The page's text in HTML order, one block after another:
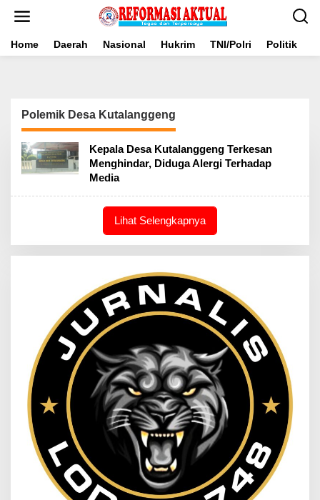
Home Daerah Nasional Hukrim TNI/Polri Politik
Polemik Desa Kutalanggeng
Kepala Desa Kutalanggeng Terkesan
Menghindar, Diduga Alergi Terhadap
Media
Lihat Selengkapnya